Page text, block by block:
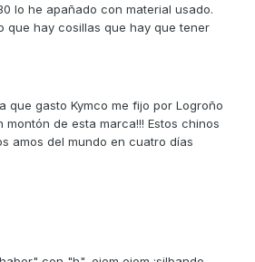
lo he apañado con material usado.
que hay cosillas que hay que tener
que gasto Kymco me fijo por Logroño
montón de esta marca!!! Estos chinos
amos del mundo en cuatro días